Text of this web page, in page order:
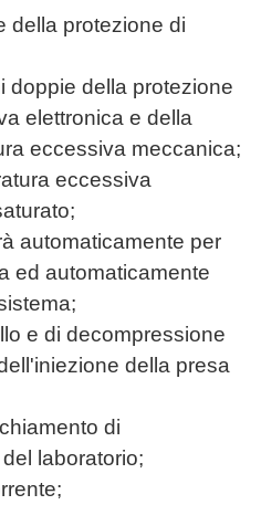
della protezione di
doppie della protezione
elettronica e della
eccessiva meccanica;
eccessiva
automaticamente per
ed automaticamente
e di decompressione
della presa
di
laboratorio;